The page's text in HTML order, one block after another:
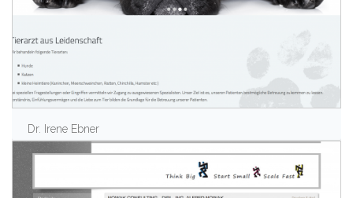
Dr. Irene Ebner